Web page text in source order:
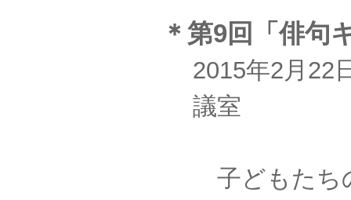
＊第9回「俳句
2015年2月
議室
子どもたち